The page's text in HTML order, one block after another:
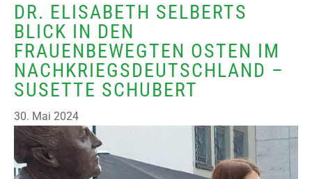
DR. ELISABETH SELBERTS
BLICK IN DEN
FRAUENBEWEGTEN OSTEN IM
NACHKRIEGSDEUTSCHLAND –
SUSETTE SCHUBERT
30. Mai 2024